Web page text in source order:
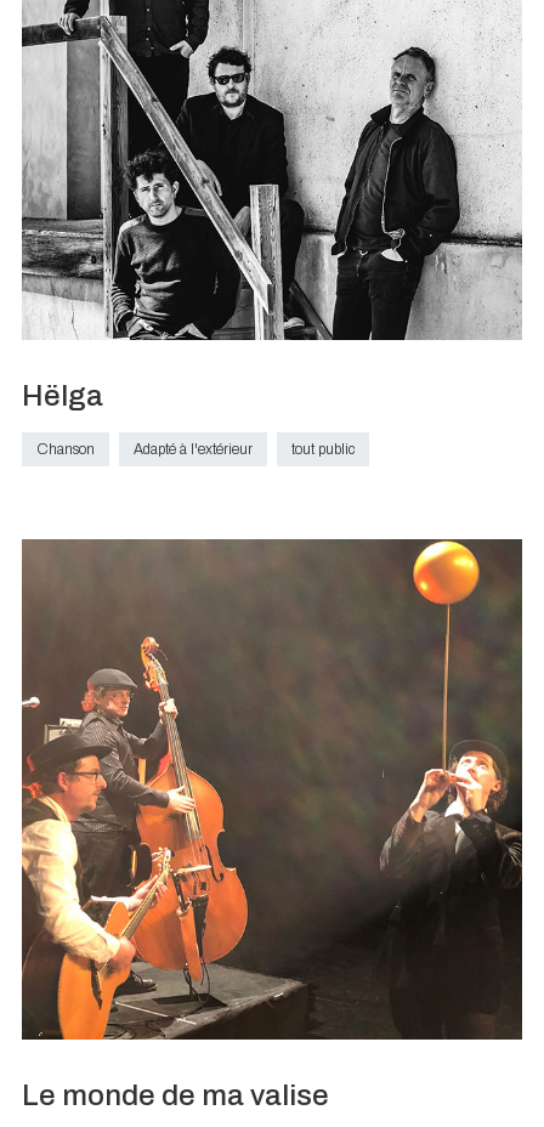
Hëlga
Chanson Adapté à l'extérieur tout public
Le monde de ma valise